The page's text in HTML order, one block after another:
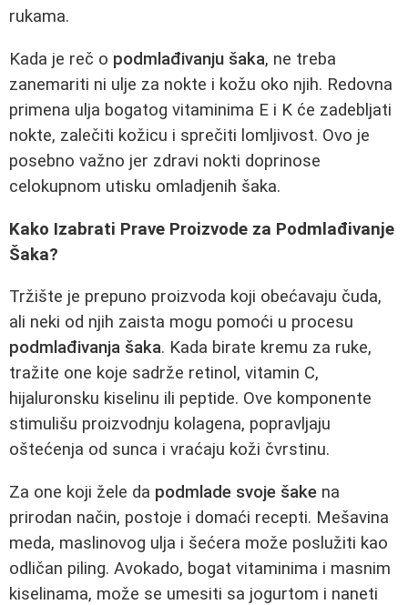
rukama.
Kada je reč o podmlađivanju šaka, ne treba
zanemariti ni ulje za nokte i kožu oko njih. Redovna
primena ulja bogatog vitaminima E i K će zadebljati
nokte, zalečiti kožicu i sprečiti lomljivost. Ovo je
posebno važno jer zdravi nokti doprinose
celokupnom utisku omladjenih šaka.
Kako Izabrati Prave Proizvode za Podmlađivanje
Šaka?
Tržište je prepuno proizvoda koji obećavaju čuda,
ali neki od njih zaista mogu pomoći u procesu
podmlađivanja šaka. Kada birate kremu za ruke,
tražite one koje sadrže retinol, vitamin C,
hijaluronsku kiselinu ili peptide. Ove komponente
stimulišu proizvodnju kolagena, popravljaju
oštećenja od sunca i vraćaju koži čvrstinu.
Za one koji žele da podmlade svoje šake na
prirodan način, postoje i domaći recepti. Mešavina
meda, maslinovog ulja i šećera može poslužiti kao
odličan piling. Avokado, bogat vitaminima i masnim
kiselinama, može se umesiti sa jogurtom i naneti